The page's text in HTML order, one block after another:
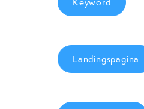
Landingspagina